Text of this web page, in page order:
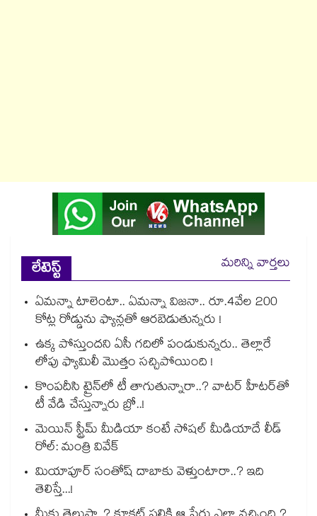
లేటెస్ట్
మరిన్ని వార్తలు
ఏమన్నా టాలెంటా.. ఏమన్నా విజనా.. రూ.4వేల 200
కోట్ల రోడ్డును ఫ్యాన్లతో ఆరబెడుతున్నరు !
ఉక్క పోస్తుందని ఏసీ గదిలో పండుకున్నరు.. తెల్లారే
లోపు ఫ్యామిలీ మొత్తం సచ్చిపోయింది !
కొంపదీసి ట్రైన్⁬లో టీ తాగుతున్నారా..? వాటర్ హీటర్⁭⁭తో
టీ వేడి చేస్తున్నారు బ్రో..!
మెయిన్ స్ట్రీమ్ మీడియా కంటే సోషల్ మీడియాదే లీడ్
రోల్: మంత్రి వివేక్
మియాపూర్ సంతోష్ దాబాకు వెళ్తుంటారా..? ఇది
తెలిస్తే...!